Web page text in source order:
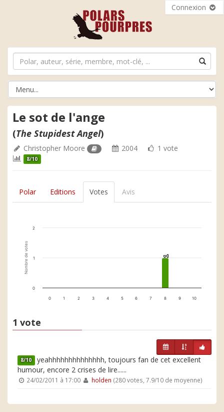
Connexion
Le sot de l'ange
(The Stupidest Angel)
Christopher Moore 2004 1 vote
8/10
Polar Editions Votes Avis
Nombre de votes 1
1
0 1 2 3 4 5 6 7 8 9 10
0
1
2
1 vote
8/10 yeahhhhhhhhhhhhhh, toujours fan de cet excellent
humour, encore 2 crises de lire......
24/02/2011 à 17:00 holden (280 votes, 7.9/10 de moyenne)